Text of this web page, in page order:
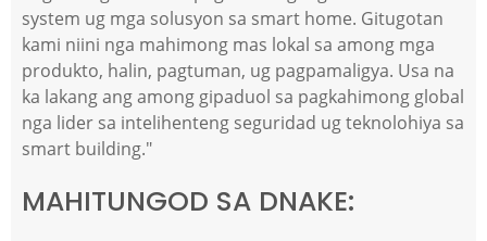
system ug mga solusyon sa smart home. Gitugotan
kami niini nga mahimong mas lokal sa among mga
produkto, halin, pagtuman, ug pagpamaligya. Usa na
ka lakang ang among gipaduol sa pagkahimong global
nga lider sa intelihenteng seguridad ug teknolohiya sa
smart building."
MAHITUNGOD SA DNAKE: